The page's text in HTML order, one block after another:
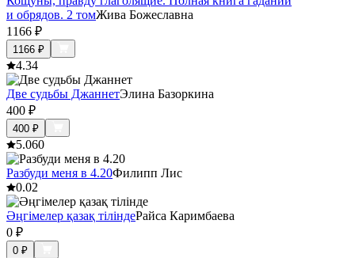
и обрядов. 2 томЖива Божеславна
1166 ₽
1166 ₽
4.34
Две судьбы ДжаннетЭлина Базоркина
400 ₽
400 ₽
5.060
Разбуди меня в 4.20Филипп Лис
0.02
Әңгімелер қазақ тіліндеРайса Каримбаева
0 ₽
0 ₽